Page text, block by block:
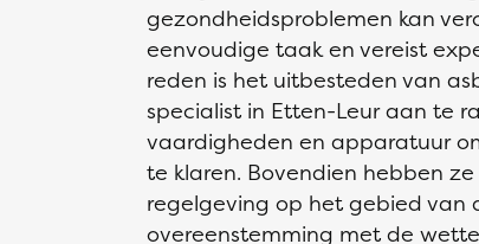
gezondheidsproblemen kan
eenvoudige taak en vereist
reden is het uitbesteden van
specialist in Etten-Leur aan te
vaardigheden en apparatuur
te klaren. Bovendien hebben
regelgeving op het gebied van
overeenstemming met de